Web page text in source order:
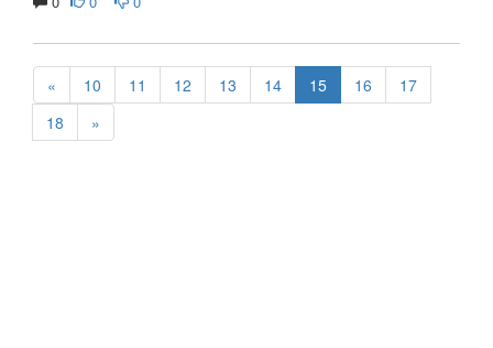
« 10 11 12 13 14 15 16
17
18
»